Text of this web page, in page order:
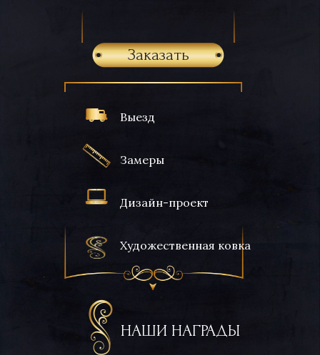
Выезд
Замеры
Дизайн-проект
Художественная ковка
НАШИ НАГРАДЫ
Заказать